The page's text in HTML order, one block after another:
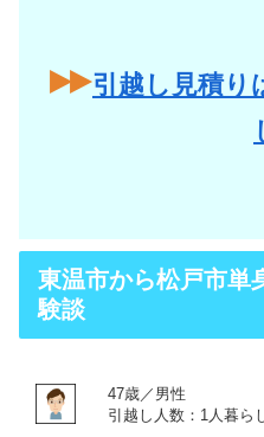
引越し見積り
東温市から松戸市単
験談
47歳／男性
引越し人数：1人暮ら